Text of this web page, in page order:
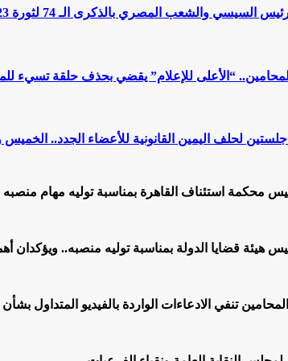
والشعب المصري بالذكرى الـ 74 لثورة 23 يوليو المجيدة
“الأعلى للإعلام” يقضي بحذف حلقة تسيء
لحلف اليمين القانونية للأعضاء الجدد.. الخميس
محكمة استئناف القاهرة بمناسبة توليه مهام منصبه
هيئة قضايا الدولة بمناسبة توليه منصبه.. ويؤكدان
تنفي الادعاءات الواردة بالفيديو المتداول